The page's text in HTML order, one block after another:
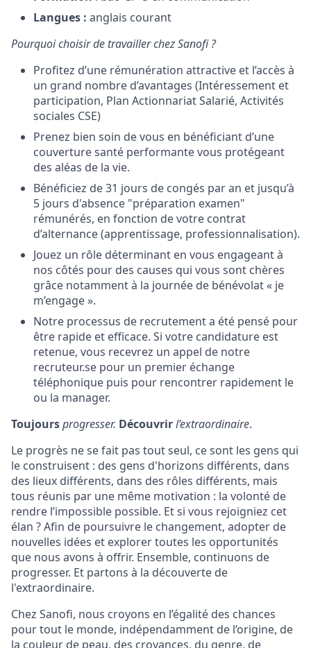
Langues : anglais courant
Pourquoi choisir de travailler chez Sanofi ?
Profitez d’une rémunération attractive et l’accès à
un grand nombre d’avantages (Intéressement et
participation, Plan Actionnariat Salarié, Activités
sociales CSE)
Prenez bien soin de vous en bénéficiant d’une
couverture santé performante vous protégeant
des aléas de la vie.
Bénéficiez de 31 jours de congés par an et jusqu’à
5 jours d'absence "préparation examen"
rémunérés, en fonction de votre contrat
d’alternance (apprentissage, professionnalisation).
Jouez un rôle déterminant en vous engageant à
nos côtés pour des causes qui vous sont chères
grâce notamment à la journée de bénévolat « je
m’engage ».
Notre processus de recrutement a été pensé pour
être rapide et efficace. Si votre candidature est
retenue, vous recevrez un appel de notre
recruteur.se pour un premier échange
téléphonique puis pour rencontrer rapidement le
ou la manager.
Toujoursprogresser. Découvrirl’extraordinaire.
Le progrès ne se fait pas tout seul, ce sont les gens qui
le construisent : des gens d'horizons différents, dans
des lieux différents, dans des rôles différents, mais
tous réunis par une même motivation : la volonté de
rendre l’impossible possible. Et si vous rejoigniez cet
élan ? Afin de poursuivre le changement, adopter de
nouvelles idées et explorer toutes les opportunités
que nous avons à offrir. Ensemble, continuons de
progresser. Et partons à la découverte de
l'extraordinaire.
Chez Sanofi, nous croyons en l’égalité des chances
pour tout le monde, indépendamment de l’origine, de
la couleur de peau, des croyances, du genre, de